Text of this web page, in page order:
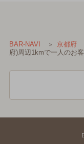
BAR-NAVI 京都府
府)周辺1kmで一人のお